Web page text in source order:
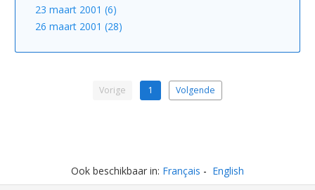
23 maart 2001 (6)
26 maart 2001 (28)
Vorige 1 Volgende
Ook beschikbaar in: Français English